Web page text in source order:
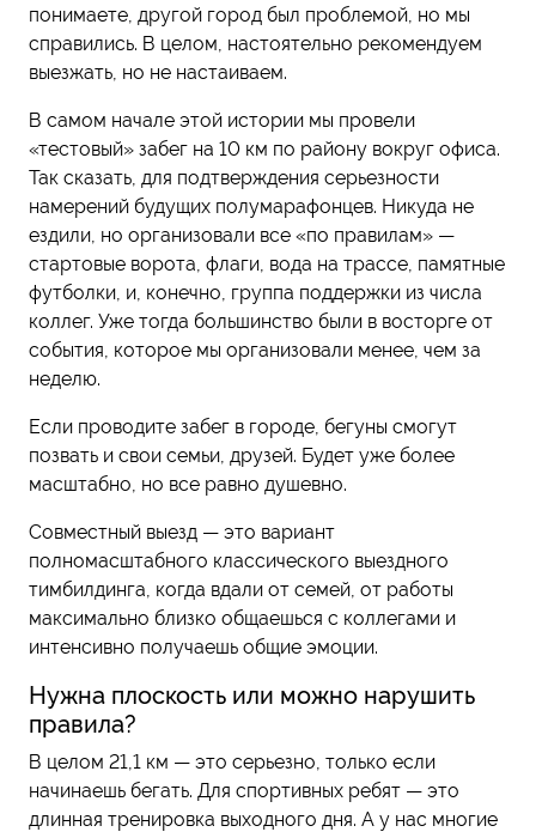
понимаете, другой город был проблемой, но мы
справились. В целом, настоятельно рекомендуем
выезжать, но не настаиваем.
В самом начале этой истории мы провели
«тестовый» забег на 10 км по району вокруг офиса.
Так сказать, для подтверждения серьезности
намерений будущих полумарафонцев. Никуда не
ездили, но организовали все «по правилам» —
стартовые ворота, флаги, вода на трассе, памятные
футболки, и, конечно, группа поддержки из числа
коллег. Уже тогда большинство были в восторге от
события, которое мы организовали менее, чем за
неделю.
Если проводите забег в городе, бегуны смогут
позвать и свои семьи, друзей. Будет уже более
масштабно, но все равно душевно.
Совместный выезд — это вариант
полномасштабного классического выездного
тимбилдинга, когда вдали от семей, от работы
максимально близко общаешься с коллегами и
интенсивно получаешь общие эмоции.
Нужна плоскость или можно нарушить
правила?
В целом 21,1 км — это серьезно, только если
начинаешь бегать. Для спортивных ребят — это
длинная тренировка выходного дня. А у нас многие